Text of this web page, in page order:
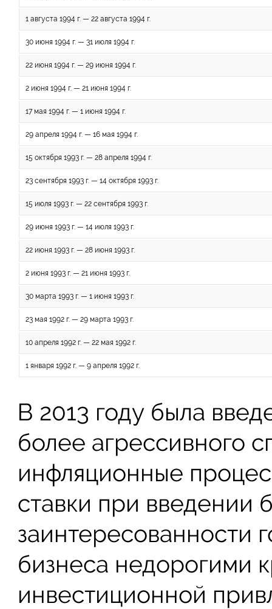
1 августа 1994 г. — 22 августа 1994 г.
30 июня 1994 г. — 31 июля 1994 г.
22 июня 1994 г. — 29 июня 1994 г.
2 июня 1994 г. — 21 июня 1994 г.
17 мая 1994 г. — 1 июня 1994 г.
29 апреля 1994 г. — 16 мая 1994 г.
15 октября 1993 г. — 28 апреля 1994 г.
23 сентября 1993 г. — 14 октября 1993 г.
15 июля 1993 г. — 22 сентября 1993 г.
29 июня 1993 г. — 14 июля 1993 г.
22 июня 1993 г. — 28 июня 1993 г.
2 июня 1993 г. — 21 июня 1993 г.
30 марта 1993 г. — 1 июня 1993 г.
23 мая 1992 г. — 29 марта 1993 г.
10 апреля 1992 г. — 22 мая 1992 г.
1 января 1992 г. — 9 апреля 1992 г.
В 2013 году была
более агрессивного
инфляционные
ставки при введении
заинтересованности
бизнеса недорогими
инвестиционной